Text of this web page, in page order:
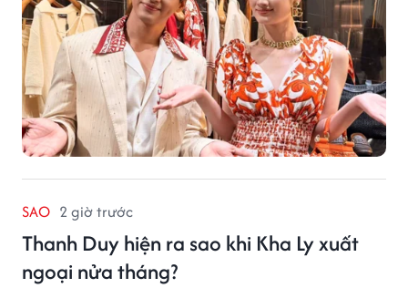
SAO 2 giờ trước
Thanh Duy hiện ra sao khi Kha Ly xuất
ngoại nửa tháng?